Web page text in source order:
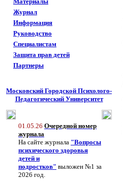
Журнал
Информация
Руководство
Специалистам
Защита прав детей
Партнеры
Московский Городской Психолого-
Педагогический Университет
01.05.26 Очередной номер
журнала
На сайте журнала "Вопросы
психического здоровья
детей и
подростков" выложен №1 за
2026 год.